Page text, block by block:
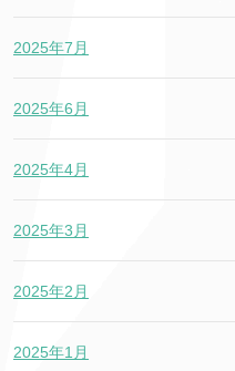
2025年7月
2025年6月
2025年4月
2025年3月
2025年2月
2025年1月